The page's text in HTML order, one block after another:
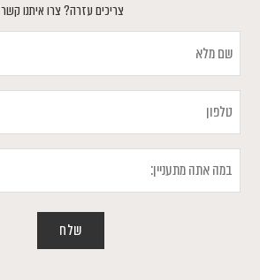
צריכים עזרה? צרו איתנו קשר
מלא
טלפון
במה
אתה